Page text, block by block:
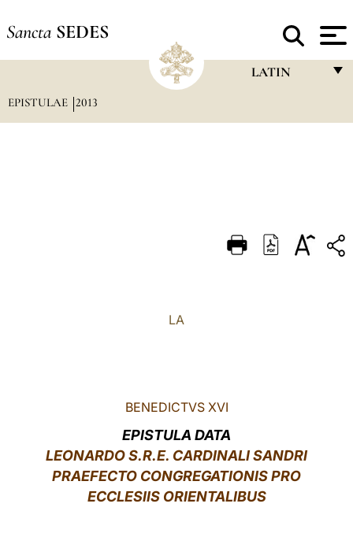
Sancta SEDES
LATIN
DEUTSCH
EPISTULAE 2013
LA
BENEDICTVS XVI
EPISTULA DATA
LEONARDO S.R.E. CARDINALI SANDRI
PRAEFECTO CONGREGATIONIS PRO
ECCLESIIS ORIENTALIBUS